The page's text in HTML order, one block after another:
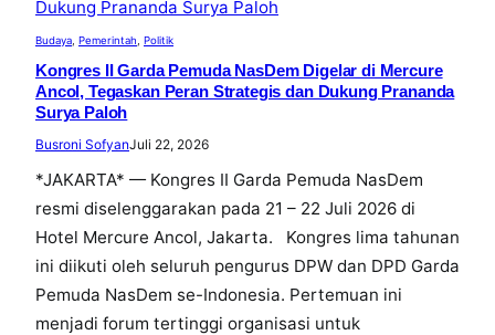
Budaya Pemerintah Politik
Kongres II Garda Pemuda NasDem Digelar di Mercure
Ancol, Tegaskan Peran Strategis dan Dukung Prananda
Surya Paloh
Busroni SofyanJuli 22, 2026
*JAKARTA* — Kongres II Garda Pemuda NasDem
resmi diselenggarakan pada 21 – 22 Juli 2026 di
Hotel Mercure Ancol, Jakarta. Kongres lima tahunan
ini diikuti oleh seluruh pengurus DPW dan DPD Garda
Pemuda NasDem se-Indonesia. Pertemuan ini
menjadi forum tertinggi organisasi untuk